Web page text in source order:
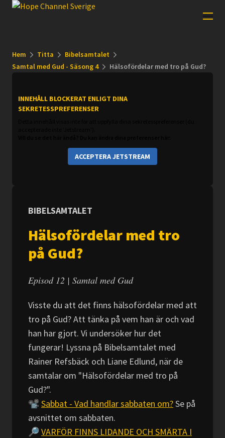
Hem Titta
Bibelsamtalet
Samtal med Gud - Säsong 4
Hälsofördelar med tro på Gud?
INNEHÅLL BLOCKERAT ENLIGT DINA
SEKRETESSPREFERENSER
ACCEPTERA JETSTREAM
BIBELSAMTALET
Hälsofördelar med tro
på Gud?
Episod 12 | Samtal med Gud
Visste du att det finns hälsofördelar med att
tro på Gud? Att tänka på vem han är och vad
han har gjort. Vi undersöker hur det
fungerar! Lyssna på Bibelsamtalet med
Rainer Refsbäck och Liane Edlund, när de
samtalar om "Hälsofördelar med tro på
Gud?".
📽️ Sabbat - Vad handlar sabbaten om?Se på
avsnittet om sabbaten.
🔎 VARFÖR FINNS LIDANDE OCH SMÄRTA I